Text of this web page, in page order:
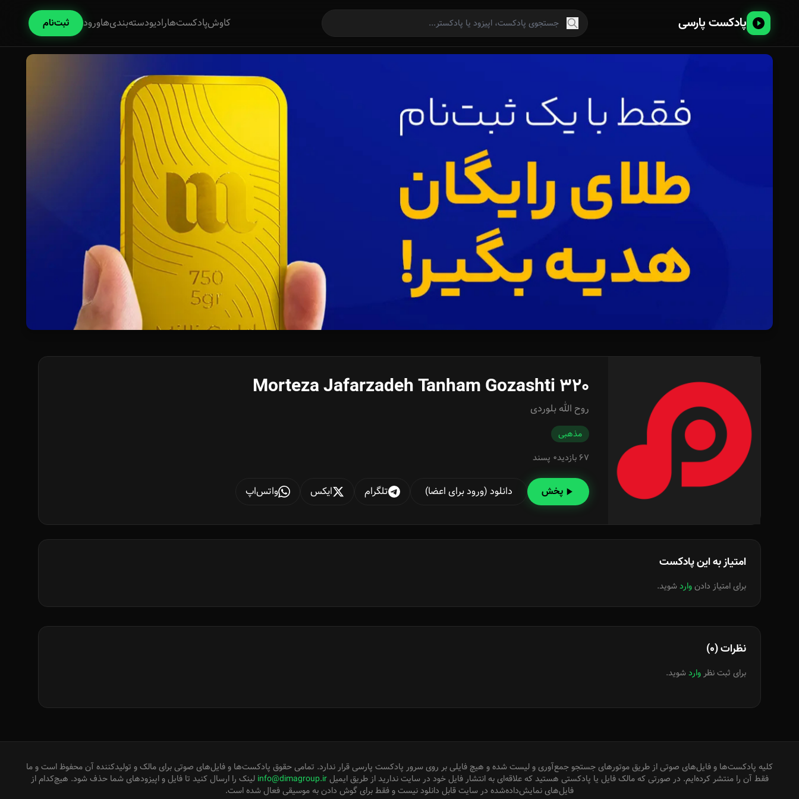
پادکست پارسی کاوشپادکست‌هارادیودسته‌بندی‌هاورود ثبت‌نام
Morteza Jafarzadeh Tanham Gozashti 320
روح الله بلوردی
مذهبی
67 بازدید
0 پسند
پخش دانلود (ورود برای اعضا) تلگرام ایکس واتس‌اپ
امتیاز به این پادکست
برای امتیاز دادنواردشوید.
نظرات (0)
برای ثبت نظرواردشوید.
کلیه پادکست‌ها و فایل‌های صوتی از طریق موتورهای جستجو جمع‌آوری و لیست شده و هیچ فایلی بر روی سرور پادکست پارسی قرار ندارد. تمامی حقوق پادکست‌ها و فایل‌های صوتی برای مالک و تولیدکننده آن محفوظ است و ما
فقط آن را منتشر کرده‌ایم. در صورتی که مالک فایل یا پادکستی هستید که علاقه‌ای به انتشار فایل خود در سایت ندارید از طریق ایمیلinfo@dimagroup.ir لینک را ارسال کنید تا فایل و اپیزودهای شما حذف شود. هیچ‌کدام از
فایل‌های نمایش‌داده‌شده در سایت قابل دانلود نیست و فقط برای گوش دادن به موسیقی فعال شده است.